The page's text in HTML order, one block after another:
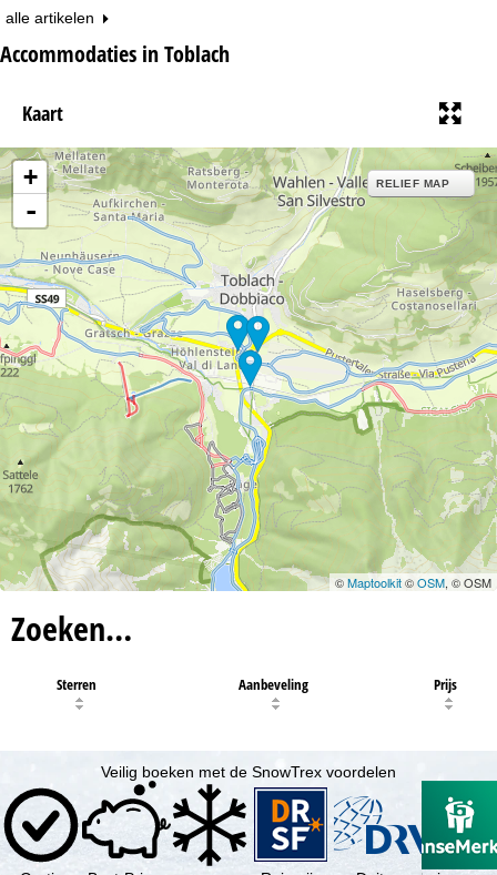
alle artikelen
Accommodaties in Toblach
Kaart
+
-
RELIEF MAP
©Maptoolkit©OSM, © OSM
Zoeken…
Sterren Aanbeveling Prijs
Veilig boeken met de SnowTrex voordelen